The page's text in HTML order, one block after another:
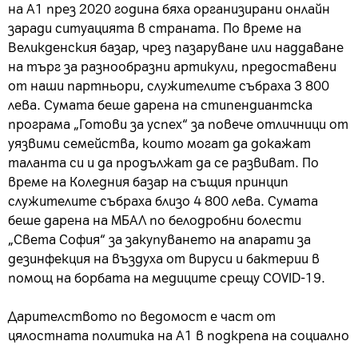
на А1 през 2020 година бяха организирани онлайн
заради ситуацията в страната. По време на
Великденския базар, чрез пазаруване или наддаване
на търг за разнообразни артикули, предоставени
от наши партньори, служителите събраха 3 800
лева. Сумата беше дарена на стипендиантска
програма „Готови за успех“ за повече отличници от
уязвими семейства, които могат да докажат
таланта си и да продължат да се развиват. По
време на Коледния базар на същия принцип
служителите събраха близо 4 800 лева. Сумата
беше дарена на МБАЛ по белодробни болести
„Света София“ за закупуването на апарати за
дезинфекция на въздуха от вируси и бактерии в
помощ на борбата на медиците срещу COVID-19.
Дарителството по ведомост е част от
цялостната политика на А1 в подкрепа на социално